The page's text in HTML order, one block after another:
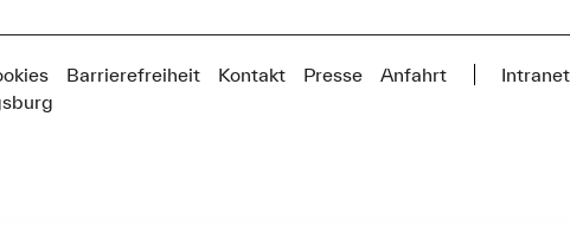
Barrierefreiheit Kontakt Presse Anfahrt Intranet